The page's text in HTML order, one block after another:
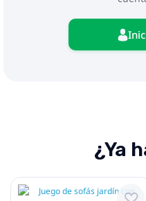
1 x Cojín de
11 x Cojines de
¿Ya